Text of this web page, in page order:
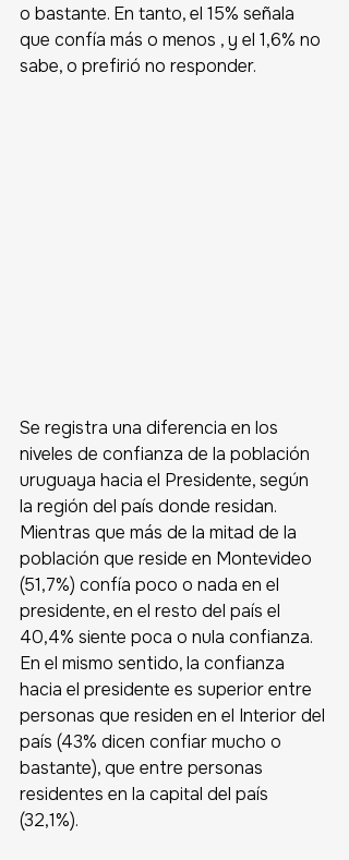
o bastante. En tanto, el 15% señala
que confía más o menos , y el 1,6% no
sabe, o prefirió no responder.
Se registra una diferencia en los
niveles de confianza de la población
uruguaya hacia el Presidente, según
la región del país donde residan.
Mientras que más de la mitad de la
población que reside en Montevideo
(51,7%) confía poco o nada en el
presidente, en el resto del país el
40,4% siente poca o nula confianza.
En el mismo sentido, la confianza
hacia el presidente es superior entre
personas que residen en el Interior del
país (43% dicen confiar mucho o
bastante), que entre personas
residentes en la capital del país
(32,1%).